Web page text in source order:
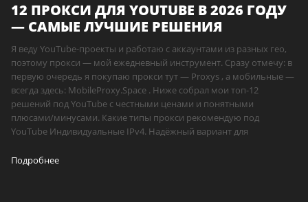
12 ПРОКСИ ДЛЯ YOUTUBE В 2026 ГОДУ
— САМЫЕ ЛУЧШИЕ РЕШЕНИЯ
Я веду YouTube-проекты и работаю с аккаунтами из разных гео,
поэтому прокси — мой ежедневный инструмент. Сразу отмечу: в
первую очередь я покупаю прокси тут — Proxys , а мобильные —
всегда здесь: MobileProxy.Space . Ниже собрал мои топ-12
решений под YouTube с честными ценами и понятными
плюсами/минусами. Какие типы прокси рекомендую под
YouTube Индивидуальные IPv4. Надёжный вариант для
Подробнее